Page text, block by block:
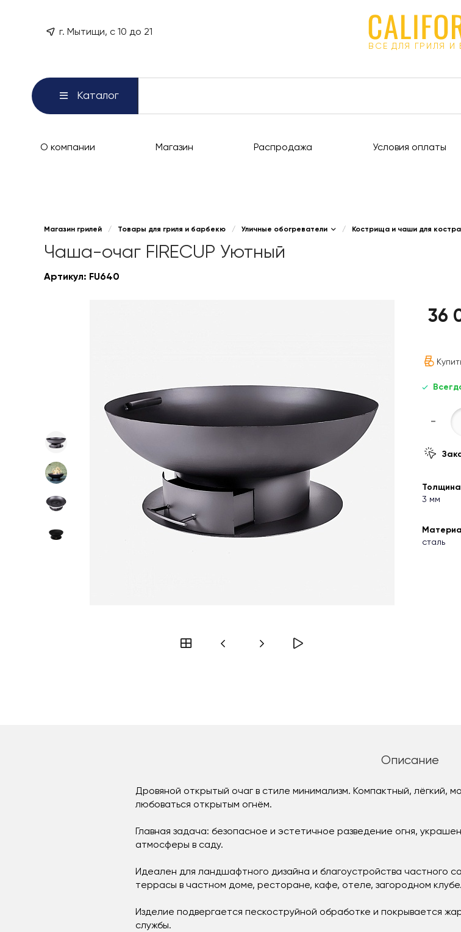
г. Мытищи, с 10 до 21
ВСЕ ДЛЯ ГРИЛЯ И
Каталог
О компании Магазин Распродажа Условия оплаты
Магазин грилей / Товары для гриля и барбекю / Уличные обогреватели / Кострища и чаши для костра
Чаша-очаг FIRECUP Уютный
Артикул: FU640
36
-
3 мм
сталь
Описание
Дровяной открытый очаг в стиле минимализм. Компактный, лёгкий,
любоваться открытым огнём.
Главная задача: безопасное и эстетичное разведение огня,
атмосферы в саду.
Идеален для ландшафтного дизайна и благоустройства частного
террасы в частном доме, ресторане, кафе, отеле, загородном клубе.
Изделие подвергается пескоструйной обработке и покрывается
службы.